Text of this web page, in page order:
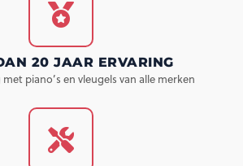
20 JAAR ERVARING
piano’s en vleugels van alle merken